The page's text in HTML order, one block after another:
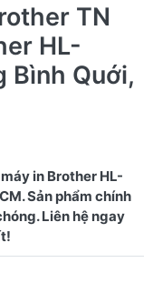
TN
HL-
Bình Quới,
in Brother HL-
Sản phẩm chính
Liên hệ ngay